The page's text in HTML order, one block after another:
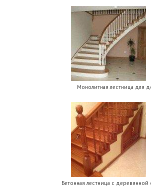
Монолитная лестница для
Бетонная лестница с деревянной